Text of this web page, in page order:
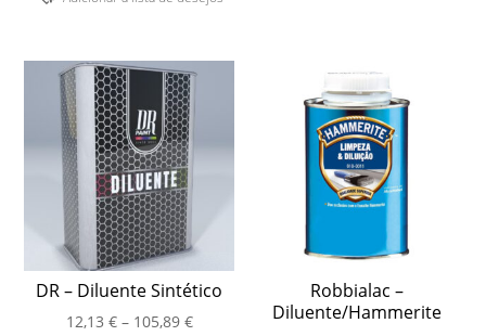
DR – Diluente Sintético
12,13 € – 105,89 €Price
Robbialac –
Diluente/Hammerite